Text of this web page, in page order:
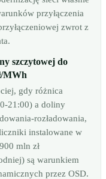
przyłączenia
zwrot z
szczytowej do
MWh
gdy różnica
21:00) a doliny
rozładowania,
instalowane w
mln zł
są warunkiem
przez OSD.